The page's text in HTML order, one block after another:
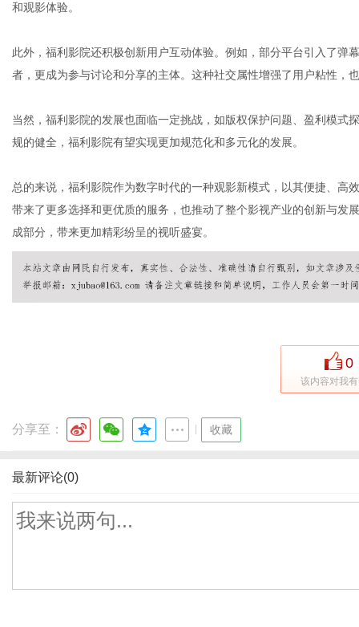
和观影体验。
此外，福利影院还积极创新用户互动体验。例如，部分平台引入了弹
者，更成为参与讨论和分享的主体。这种社交属性增强了用户粘性，
当然，福利影院的发展也面临一定挑战，如版权保护问题、盈利模式
规的健全，福利影院有望实现更加规范化和多元化的发展。
总的来说，福利影院作为数字时代的一种观影新模式，以其便捷、高
带来了更多选择和更优质的服务，也推动了整个影视产业的创新与发
成部分，带来更加精彩纷呈的视听盛宴。
0
该内容对我
分享至： 收藏
最新评论(0)